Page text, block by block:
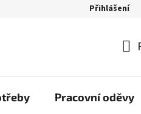
Přihlášení
Pracovní oděvy